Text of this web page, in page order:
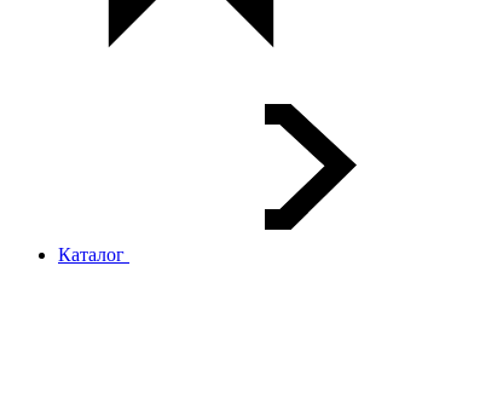
Каталог